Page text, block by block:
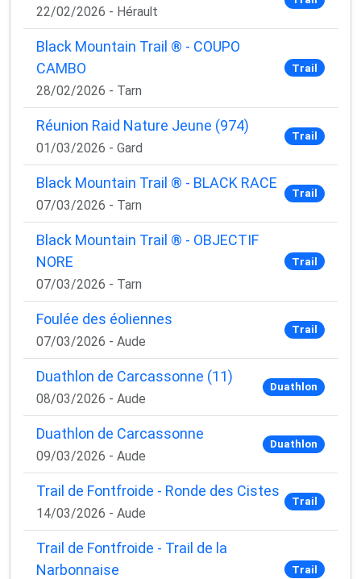
22/02/2026 - Hérault
Black Mountain Trail ® - COUPO
CAMBO
28/02/2026 - Tarn
Trail
Réunion Raid Nature Jeune (974)
01/03/2026 - Gard
Trail
Black Mountain Trail ® - BLACK RACE
07/03/2026 - Tarn
Trail
Black Mountain Trail ® - OBJECTIF
NORE
07/03/2026 - Tarn
Trail
Foulée des éoliennes
07/03/2026 - Aude
Trail
Duathlon de Carcassonne (11)
08/03/2026 - Aude
Duathlon
Duathlon de Carcassonne
09/03/2026 - Aude
Duathlon
Trail de Fontfroide - Ronde des Cistes
14/03/2026 - Aude
Trail
Trail de Fontfroide - Trail de la
Narbonnaise
Trail